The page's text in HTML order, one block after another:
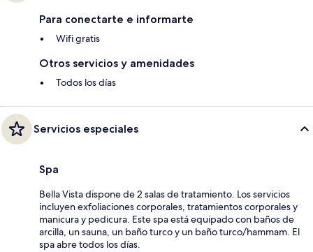
Para conectarte e informarte
Wifi gratis
Otros servicios y amenidades
Todos los días
Servicios especiales
Spa
Bella Vista dispone de 2 salas de tratamiento. Los servicios
incluyen exfoliaciones corporales, tratamientos corporales y
manicura y pedicura. Este spa está equipado con baños de
arcilla, un sauna, un baño turco y un baño turco/hammam. El
spa abre todos los días.